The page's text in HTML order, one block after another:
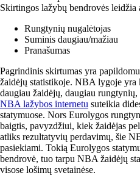
Skirtingos lažybų bendrovės
Rungtynių nugalėtojas
Suminis daugiau/mažiau
Pranašumas
Pagrindinis skirtumas yra
žaidėjų statistikoje. NBA lygoje yra
daugiau žaidėjų, daugiau
NBA lažybos internetu suteikia
statymuose. Nors Eurolygos
baigtis, pavyzdžiui, kiek žaidėjas
atliks rezultatyvių perdavimų, šie
pasiekiami. Tokią Eurolygos
bendrovė, tuo tarpu NBA žaidėjų
visose lošimų svetainėse.